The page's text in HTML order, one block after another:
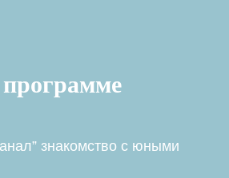
знакомство с юными